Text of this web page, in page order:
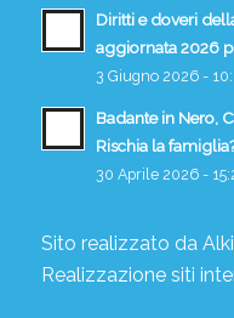
Diritti e doveri
aggiornata 2026
3 Giugno 2026 -
Badante in Nero,
Rischia la
30 Aprile 2026 -
Sito realizzato da
Realizzazione siti